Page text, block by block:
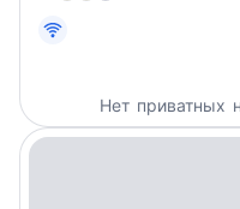
Нет приватных